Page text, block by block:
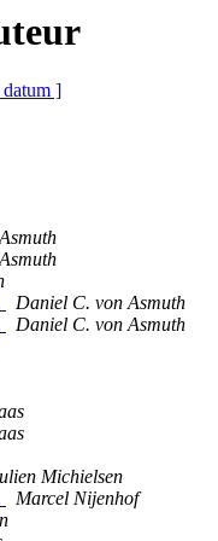
datum ]
Daniel C. von Asmuth
Daniel C. von Asmuth
Michielsen
Marcel Nijenhof